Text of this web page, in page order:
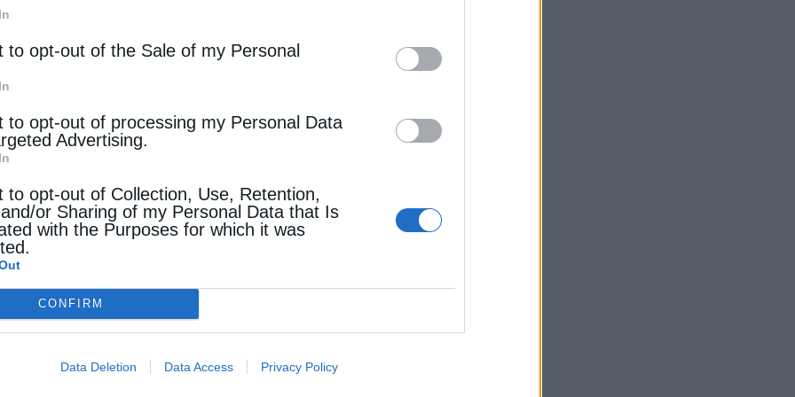
to opt-out of the Sale of my Personal
to opt-out of processing my Personal Data
Advertising.
to opt-out of Collection, Use, Retention,
or Sharing of my Personal Data that Is
with the Purposes for which it was
CONFIRM
Data Deletion Data Access Privacy Policy
των υποδομών
γεωστρατηγική αναβάθμιση της χώρας αποτυπώνεται στο
το υπουργείο Υποδομών και Μεταφορών.
και οδικοί άξονες, η αποκατάσταση και ο
υποδομές, έργα αντιπλημμυρικής προστασίας και
σε λιμενικές εγκαταστάσεις και κέντρα εμπορευματικών
ρόλο της Ελλάδας ως ευρωπαϊκής πύλης που συνδέει τις
και της Μέσης Ανατολής.